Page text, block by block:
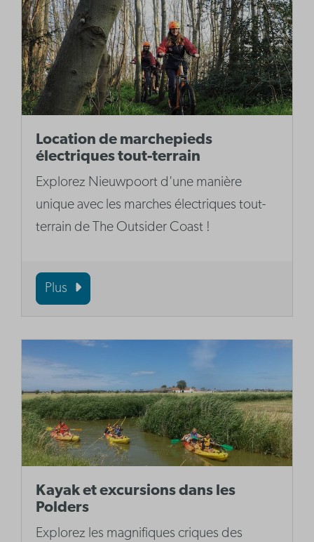
Location de marchepieds
électriques tout-terrain
Explorez Nieuwpoort d'une manière
unique avec les marches électriques tout-
terrain de The Outsider Coast !
Plus
Kayak et excursions dans les
Polders
Explorez les magnifiques criques des